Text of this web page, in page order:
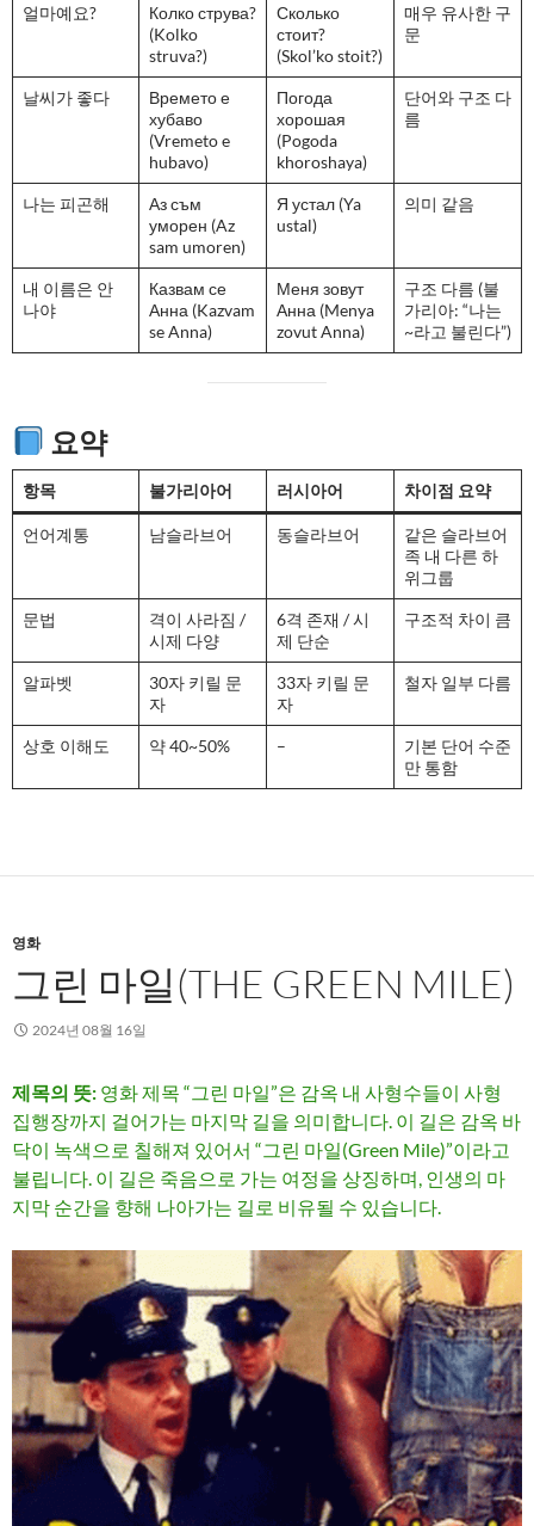
얼마예요?
Колко струва?
(Kolko
struva?)
Сколько
стоит?
(Skol’ko stoit?)
매우 유사한 구
문
날씨가 좋다
Времето е
хубаво
(Vremeto e
hubavo)
Погода
хорошая
(Pogoda
khoroshaya)
단어와 구조 다
름
나는 피곤해
Аз съм
уморен (Az
sam umoren)
Я устал (Ya
ustal)
의미 같음
내 이름은 안
나야
Казвам се
Анна (Kazvam
se Anna)
Меня зовут
Анна (Menya
zovut Anna)
구조 다름 (불
가리아: “나는
~라고 불린다”)
요약
항목 불가리아어 러시아어 차이점 요약
언어계통 남슬라브어 동슬라브어
같은 슬라브어
족 내 다른 하
위그룹
문법
격이 사라짐 /
시제 다양
6격 존재 / 시
제 단순
구조적 차이 큼
알파벳
30자 키릴 문
자
33자 키릴 문
자
철자 일부 다름
상호 이해도 약 40~50% –
기본 단어 수준
만 통함
영화
그린 마일(THE GREEN MILE)
2024년 08월 16일
제목의 뜻: 영화 제목 “그린 마일”은 감옥 내 사형수들이 사형
집행장까지 걸어가는 마지막 길을 의미합니다. 이 길은 감옥 바
닥이 녹색으로 칠해져 있어서 “그린 마일(Green Mile)”이라고
불립니다. 이 길은 죽음으로 가는 여정을 상징하며, 인생의 마
지막 순간을 향해 나아가는 길로 비유될 수 있습니다.